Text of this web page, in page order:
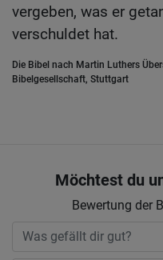
vergeben, was er
verschuldet hat.
Die Bibel nach Martin Luthers
Bibelgesellschaft, Stuttgart
Möchtest du
Bewertung der